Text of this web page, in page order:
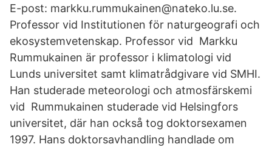
E-post: markku.rummukainen@nateko.lu.se.
Professor vid Institutionen för naturgeografi och
ekosystemvetenskap. Professor vid Markku
Rummukainen är professor i klimatologi vid
Lunds universitet samt klimatrådgivare vid SMHI.
Han studerade meteorologi och atmosfärskemi
vid Rummukainen studerade vid Helsingfors
universitet, där han också tog doktorsexamen
1997. Hans doktorsavhandling handlade om